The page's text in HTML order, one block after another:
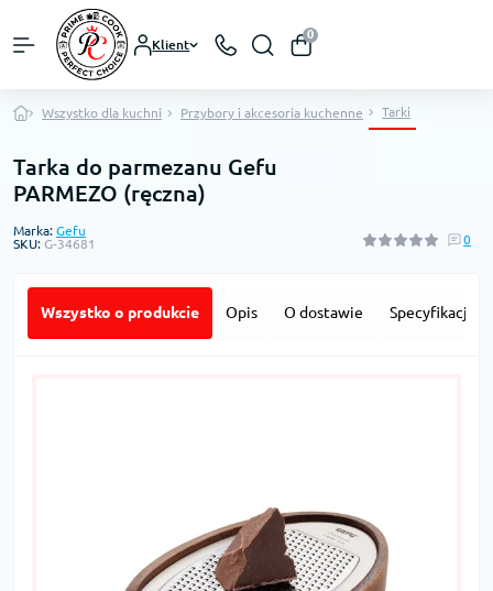
Klient
0
Wszystko dla kuchni Przybory i akcesoria kuchenne Tarki
Tarka do parmezanu Gefu
PARMEZO (ręczna)
Marka: Gefu
SKU: G-34681 0
Wszystko o produkcie Opis O dostawie Specyfikacja